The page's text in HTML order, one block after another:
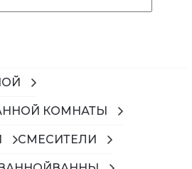
КОМНАТЫ
СМЕСИТЕЛИ